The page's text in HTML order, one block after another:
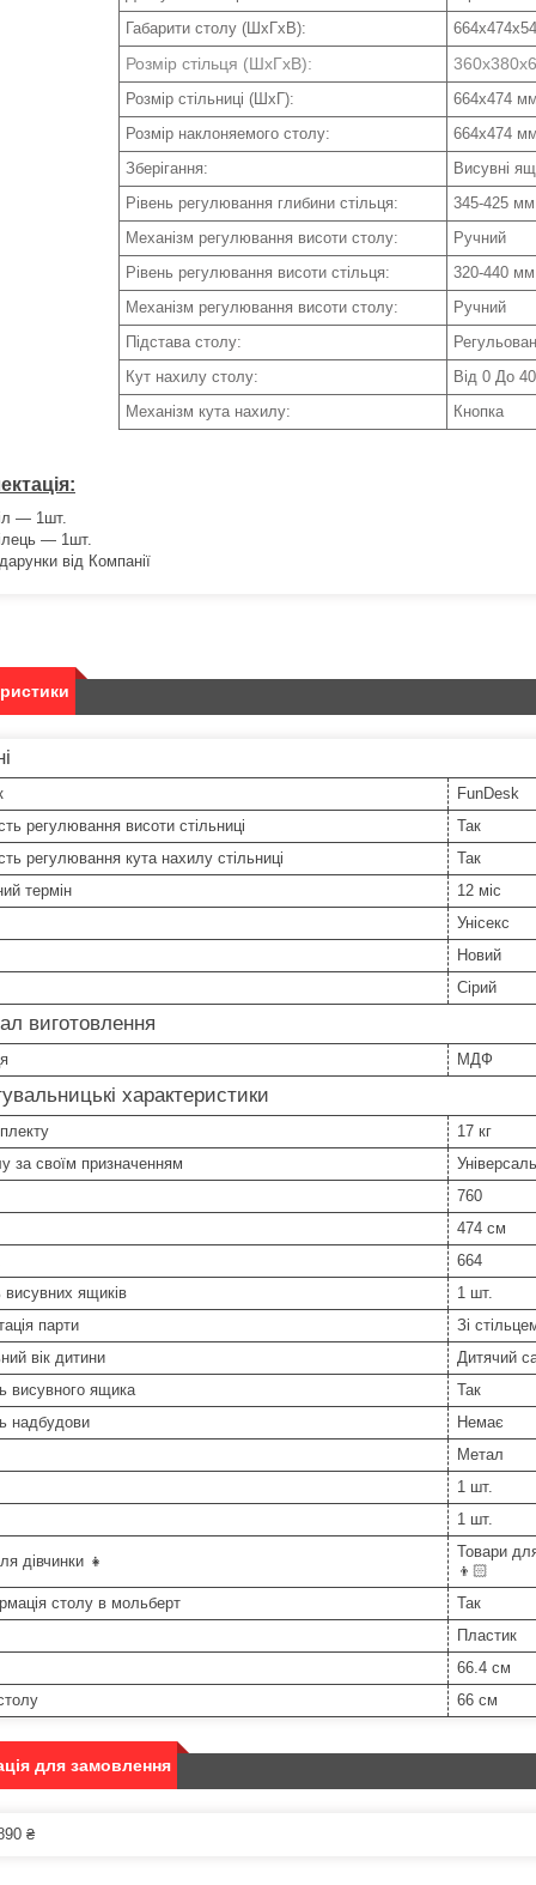
Габарити столу (ШхГхВ):
Розмір стільця (ШхГхВ):
Розмір стільниці (ШхГ):
664x474
Розмір наклоняемого столу:
664x474
Зберігання:
Висувні
Рівень регулювання глибини стільця:
345-425 мм
Механізм регулювання висоти столу:
Ручний
Рівень регулювання висоти стільця:
320-440 мм
Механізм регулювання висоти столу:
Ручний
Підстава столу:
Кут нахилу столу:
Від 0 До
Механізм кута нахилу:
Кнопка
― 1шт.
― 1шт.
від Компанії
FunDesk
регулювання висоти стільниці
Так
регулювання кута нахилу стільниці
Так
термін
12 міс
Унісекс
Новий
Сірий
виготовлення
МДФ
характеристики
17 кг
за своїм призначенням
760
474 см
664
висувних ящиків
1 шт.
парти
Зі
вік дитини
Дитячий
висувного ящика
Так
надбудови
Немає
Метал
1 шт.
1 шт.
дівчинки 👧
Товари
👦🏻
столу в мольберт
Так
Пластик
66.4 см
66 см
для замовлення
₴